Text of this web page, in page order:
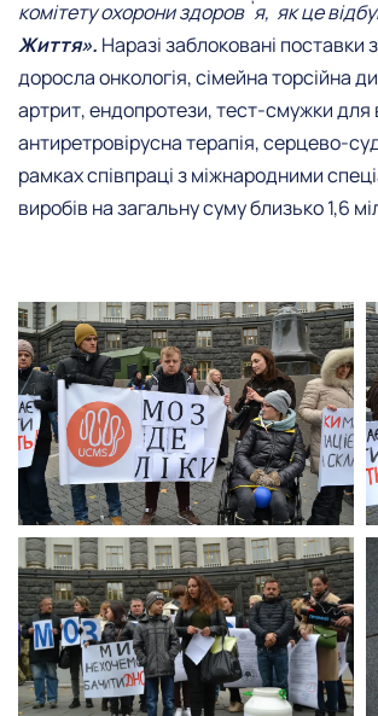
комітету охорони здоров`я, як це
Життя». Наразі заблоковані
доросла онкологія, сімейна торсійна
артрит, ендопротези, тест-смужки для
антиретровірусна терапія, серцево-
рамках співпраці з міжнародними
виробів на загальну суму близько 1,6